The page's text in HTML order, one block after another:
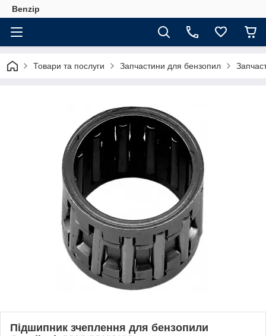
Benzip
Товари та послуги Запчастини для бензопил
Підшипник зчеплення для бензопили